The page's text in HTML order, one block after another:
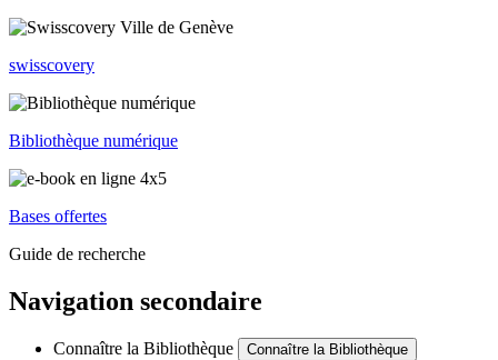
swisscovery
Bibliothèque numérique
Bases offertes
Guide de recherche
Navigation secondaire
Connaître la Bibliothèque Connaître la Bibliothèque